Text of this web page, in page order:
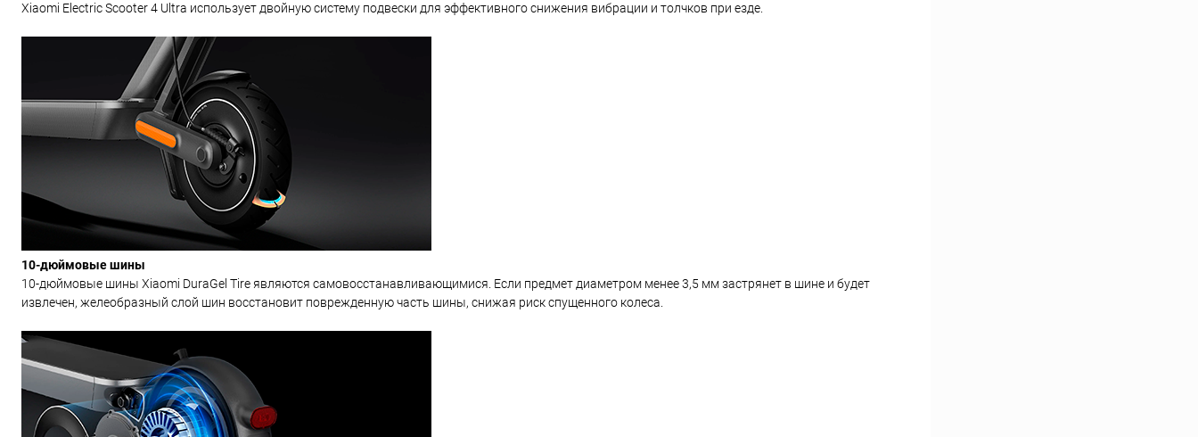
Xiaomi Electric Scooter 4 Ultra использует двойную систему подвески для эффективного снижения вибрации и толчков при езде.
10-дюймовые шины
10-дюймовые шины Xiaomi DuraGel Tire являются самовосстанавливающимися. Если предмет диаметром менее 3,5 мм застрянет в шине и будет
извлечен, желеобразный слой шин восстановит поврежденную часть шины, снижая риск спущенного колеса.
раз в 2 недели